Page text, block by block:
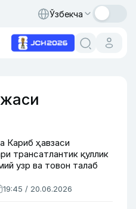
Ўзбекча
Кариб ҳавзаси
трансатлантик қуллик
узр ва товон талаб
19:45 / 20.06.2026